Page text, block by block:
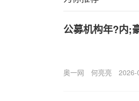
公募机构年?内;
奥一网 何亮亮 2026-